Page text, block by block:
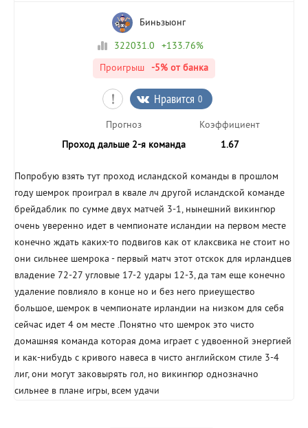
Биньзыонг
322031.0
+133.76%
Проигрыш -5% от банка
Нравится 0
Прогноз
Проход дальше 2-я команда
Коэффициент
1.67
Попробую взять тут проход исландской команды в прошлом
году шемрок проиграл в квале лч другой исландской команде
брейдаблик по сумме двух матчей 3-1, нынешний викингюр
очень уверенно идет в чемпионате исландии на первом месте
конечно ждать каких-то подвигов как от клаксвика не стоит но
они сильнее шемрока - первый матч этот отскок для ирландцев
владение 72-27 угловые 17-2 удары 12-3, да там еще конечно
удаление повлияло в конце но и без него приеущество
большое, шемрок в чемпионате ирландии на низком для себя
сейчас идет 4 ом месте .Понятно что шемрок это чисто
домашняя команда которая дома играет с удвоенной энергией
и как-нибудь с кривого навеса в чисто английском стиле 3-4
лиг, они могут заковырять гол, но викингюр однозначно
сильнее в плане игры, всем удачи